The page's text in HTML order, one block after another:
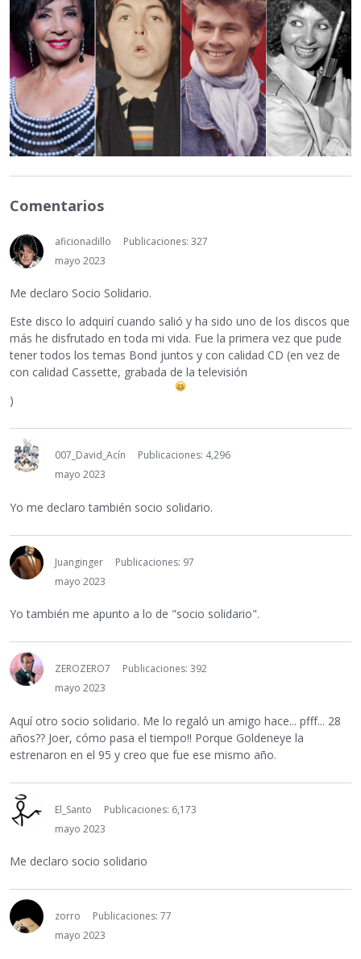
Comentarios
aficionadillo
Publicaciones: 327
mayo 2023
Me declaro Socio Solidario.
Este disco lo adquirí cuando salió y ha sido uno de los discos que
más he disfrutado en toda mi vida. Fue la primera vez que pude
tener todos los temas Bond juntos y con calidad CD (en vez de
con calidad Cassette, grabada de la televisión
)
007_David_Acín
Publicaciones: 4,296
mayo 2023
Yo me declaro también socio solidario.
Juanginger
Publicaciones: 97
mayo 2023
Yo también me apunto a lo de "socio solidario".
ZEROZERO7
Publicaciones: 392
mayo 2023
Aquí otro socio solidario. Me lo regaló un amigo hace... pfff... 28
años?? Joer, cómo pasa el tiempo!! Porque Goldeneye la
estrenaron en el 95 y creo que fue ese mismo año.
El_Santo
Publicaciones: 6,173
mayo 2023
Me declaro socio solidario
zorro
Publicaciones: 77
mayo 2023